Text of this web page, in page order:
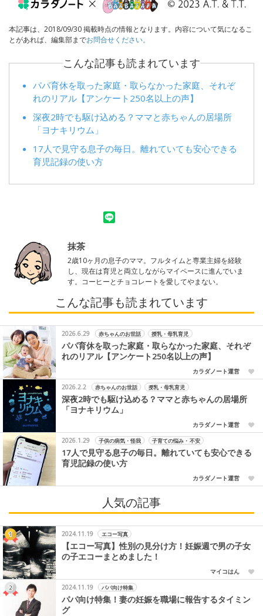
本記事は、2018/09/30 掲載時点の情報となります。内容について気になるこ
とがあれば、編集部までお問合せください。
こんな記事も読まれています
パパ育休を取った家庭・取らなかった家庭、それぞ
れのリアル【アンケート250名以上の声】
深夜2時でも駆け込める？ママと赤ちゃんの居場所
「ヨナキリウム」
17人で見守る息子の毎日。離れていても安心できる
育児記録の使い方
抹茶
2歳10ヶ月の息子のママ。フルタイムと専業主婦を経験
し、現在は育児と両立しながらマイペースに進んでいま
す。コーヒーとチョコレートを愛してやまない。
こんな記事も読まれています
2026.6.29 赤ちゃんのお世話 授乳・母乳育児
パパ育休を取った家庭・取らなかった家庭、それぞ
れのリアル【アンケート250名以上の声】
カラダノート運営
2026.2.2
赤ちゃんのお世話 授乳・母乳育児
深夜2時でも駆け込める？ママと赤ちゃんの居場所
「ヨナキリウム」
カラダノート運営
2026.1.29
子供の病気・怪我 子育ての悩み・不安
17人で見守る息子の毎日。離れていても安心できる
育児記録の使い方
カラダノート運営
人気の記事
2024.11.19 エコー写真
【エコー写真】性別の見分け方！妊娠週で男の子女
の子エコーまとめました！
マイコはん
2024.11.19
パパ向け特集
パパ向け特集！妻の妊娠を職場に報告するタイミン
グ